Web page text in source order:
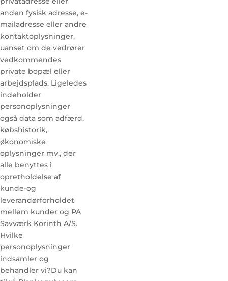
anden fysisk adresse, e-
mailadresse eller andre
kontaktoplysninger,
uanset om de vedrører
vedkommendes
private bopæl eller
arbejdsplads. Ligeledes
indeholder
personoplysninger
også data som adfærd,
købshistorik,
økonomiske
oplysninger mv., der
alle benyttes i
opretholdelse af
kunde-og
leverandørforholdet
mellem kunder og PA
Savværk Korinth A/S.
Hvilke
personoplysninger
indsamler og
behandler vi?Du kan